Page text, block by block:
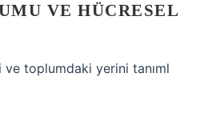
VE HÜCRESEL
ve toplumdaki yerini tanıml